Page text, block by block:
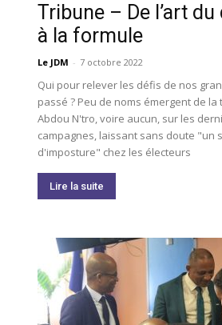
Tribune – De l’art
à la formule
Le JDM - 7 octobre 2022
Qui pour relever les défis de nos
passé ? Peu de noms émergent de la
Abdou N'tro, voire aucun, sur les
campagnes, laissant sans doute "un
d'imposture" chez les électeurs
Lire la suite